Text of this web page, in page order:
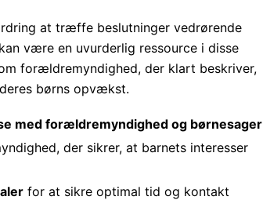
at træffe beslutninger vedrørende
være en uvurderlig ressource i disse
forældremyndighed, der klart beskriver,
børns opvækst.
med forældremyndighed og børnesager
der sikrer, at barnets interesser
for at sikre optimal tid og kontakt